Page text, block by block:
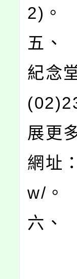
2)。
五、
紀念
展更
網址
w/。
六、